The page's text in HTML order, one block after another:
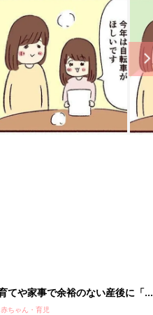
てや家事で余裕のない産後に「ご
ねスイーツ」よりもほしいものと
赤ちゃん・育児